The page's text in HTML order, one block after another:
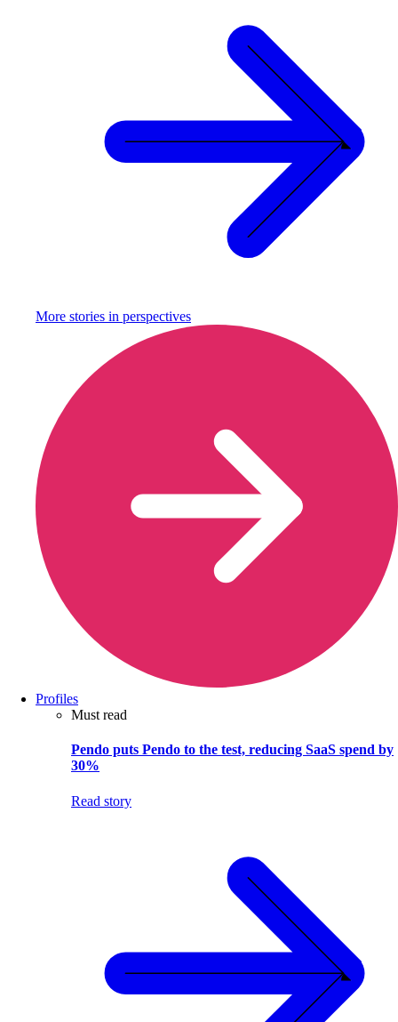
More stories in perspectives
Profiles
Must read
Pendo puts Pendo to the test, reducing SaaS spend by
30%
Read story